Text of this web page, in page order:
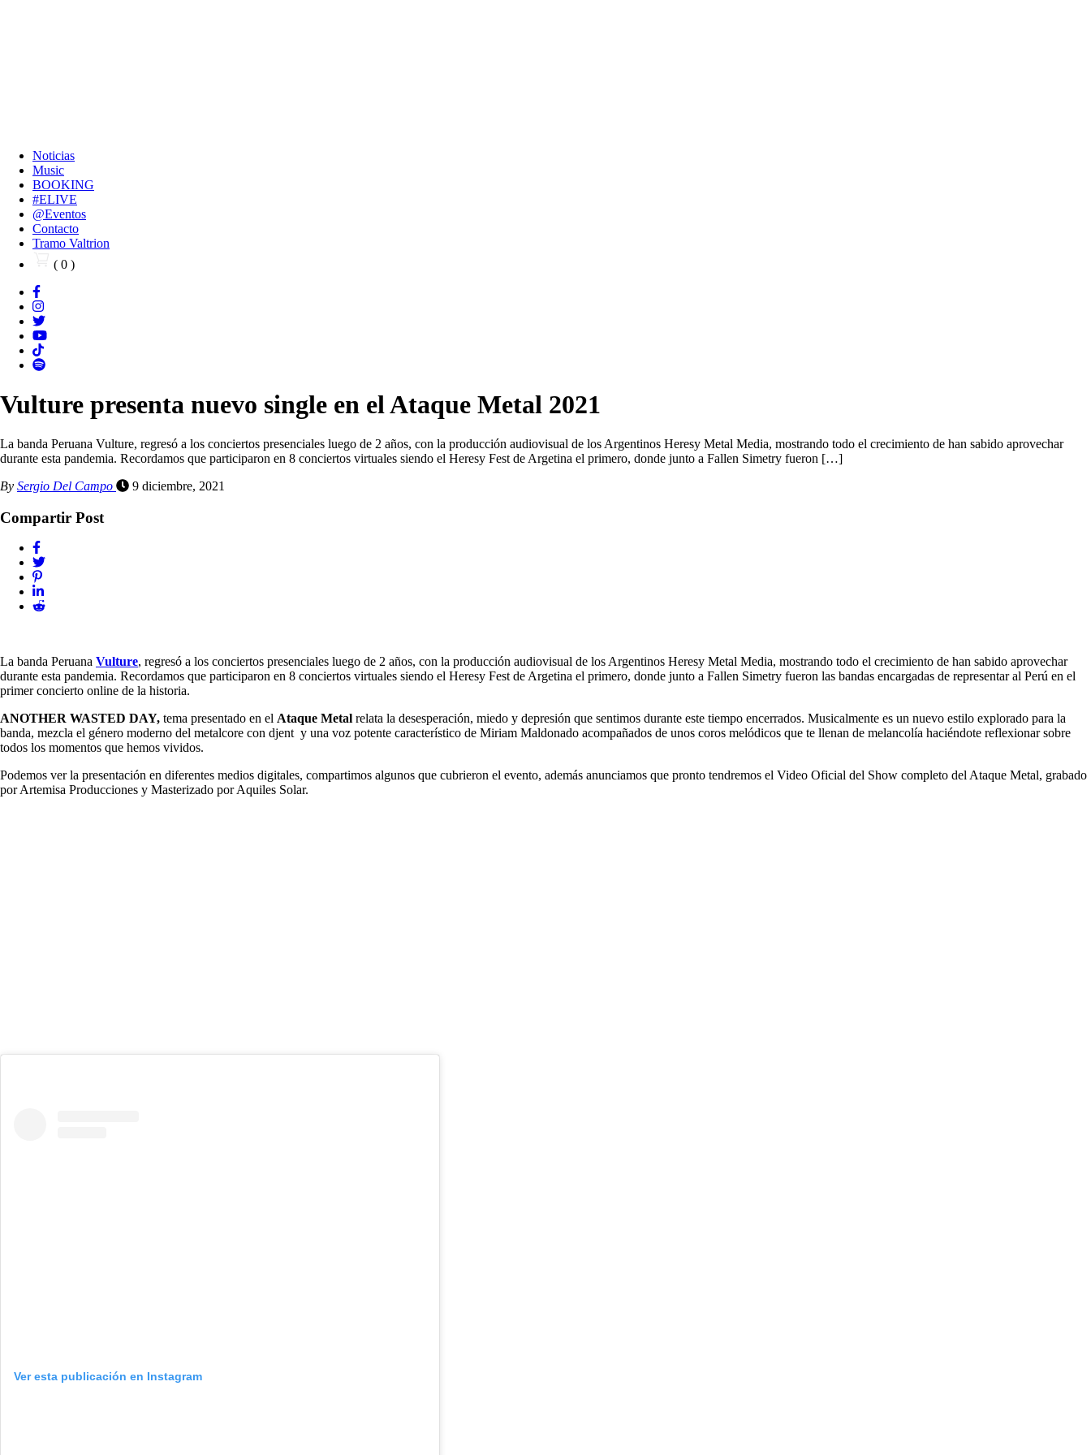
Noticias
Music
BOOKING
#ELIVE
@Eventos
Contacto
Tramo Valtrion
( 0 )
Vulture presenta nuevo single en el Ataque Metal 2021
La banda Peruana Vulture, regresó a los conciertos presenciales luego de 2 años, con la producción audiovisual de los Argentinos Heresy Metal Media, mostrando todo el crecimiento de han sabido aprovechar
durante esta pandemia. Recordamos que participaron en 8 conciertos virtuales siendo el Heresy Fest de Argetina el primero, donde junto a Fallen Simetry fueron […]
By Sergio Del Campo 9 diciembre, 2021
Compartir Post
La banda Peruana Vulture, regresó a los conciertos presenciales luego de 2 años, con la producción audiovisual de los Argentinos Heresy Metal Media, mostrando todo el crecimiento de han sabido aprovechar
durante esta pandemia. Recordamos que participaron en 8 conciertos virtuales siendo el Heresy Fest de Argetina el primero, donde junto a Fallen Simetry fueron las bandas encargadas de representar al Perú en el
primer concierto online de la historia.
ANOTHER WASTED DAY, tema presentado en el Ataque Metal relata la desesperación, miedo y depresión que sentimos durante este tiempo encerrados. Musicalmente es un nuevo estilo explorado para la
banda, mezcla el género moderno del metalcore con djent y una voz potente característico de Miriam Maldonado acompañados de unos coros melódicos que te llenan de melancolía haciéndote reflexionar sobre
todos los momentos que hemos vividos.
Podemos ver la presentación en diferentes medios digitales, compartimos algunos que cubrieron el evento, además anunciamos que pronto tendremos el Video Oficial del Show completo del Ataque Metal, grabado
por Artemisa Producciones y Masterizado por Aquiles Solar.
Ver esta publicación en Instagram